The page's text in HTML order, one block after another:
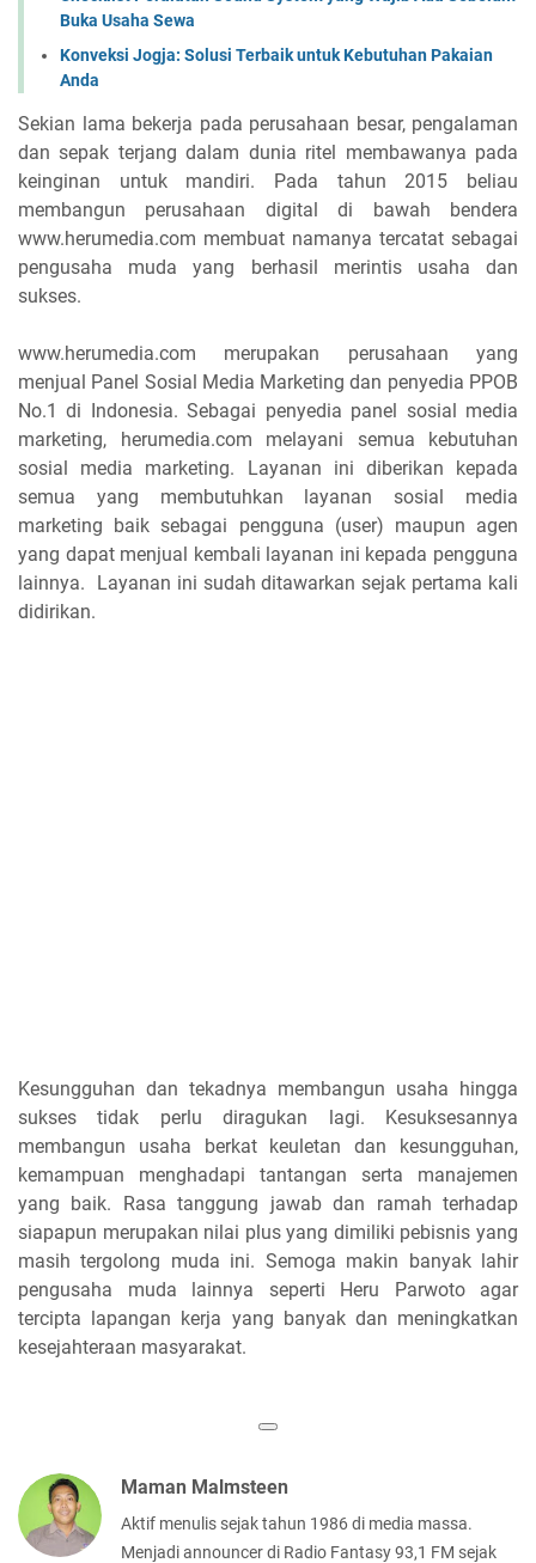
Buka Usaha Sewa
Konveksi Jogja: Solusi Terbaik untuk Kebutuhan Pakaian
Anda
Sekian lama bekerja pada perusahaan besar, pengalaman
dan sepak terjang dalam dunia ritel membawanya pada
keinginan untuk mandiri. Pada tahun 2015 beliau
membangun perusahaan digital di bawah bendera
www.herumedia.com membuat namanya tercatat sebagai
pengusaha muda yang berhasil merintis usaha dan
sukses.
www.herumedia.com merupakan perusahaan yang
menjual Panel Sosial Media Marketing dan penyedia PPOB
No.1 di Indonesia. Sebagai penyedia panel sosial media
marketing, herumedia.com melayani semua kebutuhan
sosial media marketing. Layanan ini diberikan kepada
semua yang membutuhkan layanan sosial media
marketing baik sebagai pengguna (user) maupun agen
yang dapat menjual kembali layanan ini kepada pengguna
lainnya. Layanan ini sudah ditawarkan sejak pertama kali
didirikan.
Kesungguhan dan tekadnya membangun usaha hingga
sukses tidak perlu diragukan lagi. Kesuksesannya
membangun usaha berkat keuletan dan kesungguhan,
kemampuan menghadapi tantangan serta manajemen
yang baik. Rasa tanggung jawab dan ramah terhadap
siapapun merupakan nilai plus yang dimiliki pebisnis yang
masih tergolong muda ini. Semoga makin banyak lahir
pengusaha muda lainnya seperti Heru Parwoto agar
tercipta lapangan kerja yang banyak dan meningkatkan
kesejahteraan masyarakat.
Maman Malmsteen
Aktif menulis sejak tahun 1986 di media massa.
Menjadi announcer di Radio Fantasy 93,1 FM sejak